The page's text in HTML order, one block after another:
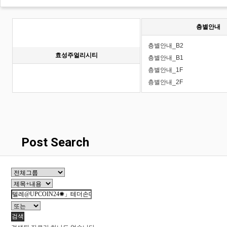
효성주얼리시티
층별안내
층별안내_B2
층별안내_B1
층별안내_1F
층별안내_2F
Post Search
검색